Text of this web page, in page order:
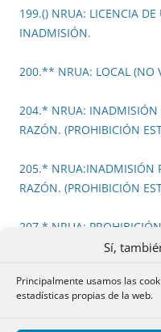
Sí,
Principalmente usamos las
estadísticas propias de la web.
199.() NRUA: LICENCIA
INADMISIÓN.
200.** NRUA: LOCAL (NO
204.* NRUA: INADMISIÓN
RAZÓN. (PROHIBICIÓN
205.* NRUA:INADMISIÓN
RAZÓN. (PROHIBICIÓN
207.* NRUA:
A LOS ALQUILERES YA
ACTIVIDAD ESTÁ